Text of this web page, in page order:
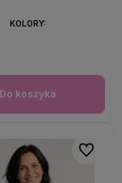
Do koszyka
KOLORY:
Do